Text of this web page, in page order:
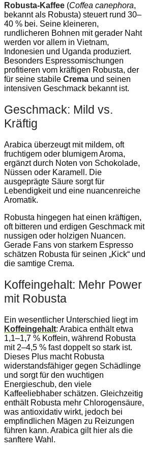
Robusta-Kaffee (Coffea canephora,
bekannt als Robusta) steuert rund 30–
40 % bei. Seine kleineren,
rundlicheren Bohnen mit gerader Naht
werden vor allem in Vietnam,
Indonesien und Uganda produziert.
Besonders Espressomischungen
profitieren vom kräftigen Robusta, der
für seine stabile Crema und seinen
intensiven Geschmack bekannt ist.
Geschmack: Mild vs.
Kräftig
Arabica überzeugt mit mildem, oft
fruchtigem oder blumigem Aroma,
ergänzt durch Noten von Schokolade,
Nüssen oder Karamell. Die
ausgeprägte Säure sorgt für
Lebendigkeit und eine nuancenreiche
Aromatik.
Robusta hingegen hat einen kräftigen,
oft bitteren und erdigen Geschmack mit
nussigen oder holzigen Nuancen.
Gerade Fans von starkem Espresso
schätzen Robusta für seinen „Kick“ und
die samtige Crema.
Koffeingehalt: Mehr Power
mit Robusta
Ein wesentlicher Unterschied liegt im
Koffeingehalt: Arabica enthält etwa
1,1–1,7 % Koffein, während Robusta
mit 2–4,5 % fast doppelt so stark ist.
Dieses Plus macht Robusta
widerstandsfähiger gegen Schädlinge
und sorgt für den wuchtigen
Energieschub, den viele
Kaffeeliebhaber schätzen. Gleichzeitig
enthält Robusta mehr Chlorogensäure,
was antioxidativ wirkt, jedoch bei
empfindlichen Mägen zu Reizungen
führen kann. Arabica gilt hier als die
sanftere Wahl.